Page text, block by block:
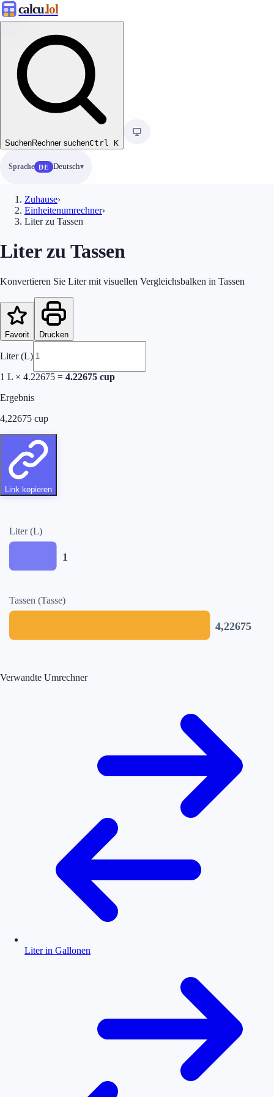
calcu.lol
SuchenRechner suchenCtrl K
Sprache DE Deutsch
Zuhause›
Einheitenumrechner›
Liter zu Tassen
Liter zu Tassen
Konvertieren Sie Liter mit visuellen Vergleichsbalken in Tassen
Favorit Drucken
Liter (L)
1 L × 4.22675 = 4.22675 cup
Ergebnis
4,22675 cup
Link kopieren
Liter (L)
1
Tassen (Tasse)
4,22675
Verwandte Umrechner
Liter in Gallonen